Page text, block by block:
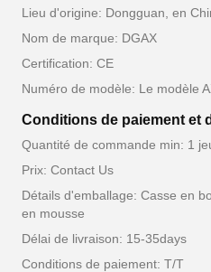
Lieu d'origine: Dongguan, en
Nom de marque: DGAX
Certification: CE
Numéro de modèle: Le modèle
Conditions de paiement et
Quantité de commande min: 1
Prix: Contact Us
Détails d'emballage: Casse en
en mousse
Délai de livraison: 15-35days
Conditions de paiement: T/T